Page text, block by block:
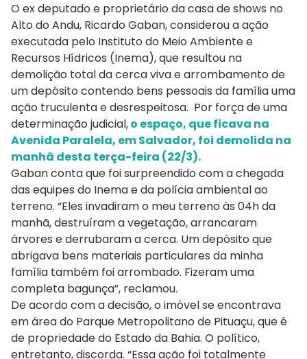
O ex deputado e proprietário da casa de shows no
Alto do Andu, Ricardo Gaban, considerou a ação
executada pelo Instituto do Meio Ambiente e
Recursos Hídricos (Inema), que resultou na
demolição total da cerca viva e arrombamento de
um depósito contendo bens pessoais da família uma
ação truculenta e desrespeitosa. Por força de uma
determinação judicial,o espaço, que ficava na
Avenida Paralela, em Salvador, foi demolida na
manhã desta terça-feira (22/3).
Gaban conta que foi surpreendido com a chegada
das equipes do Inema e da polícia ambiental ao
terreno. “Eles invadiram o meu terreno às 04h da
manhã, destruíram a vegetação, arrancaram
árvores e derrubaram a cerca. Um depósito que
abrigava bens materiais particulares da minha
família também foi arrombado. Fizeram uma
completa bagunça”, reclamou.
De acordo com a decisão, o imóvel se encontrava
em área do Parque Metropolitano de Pituaçu, que é
de propriedade do Estado da Bahia. O político,
entretanto, discorda. “Essa ação foi totalmente